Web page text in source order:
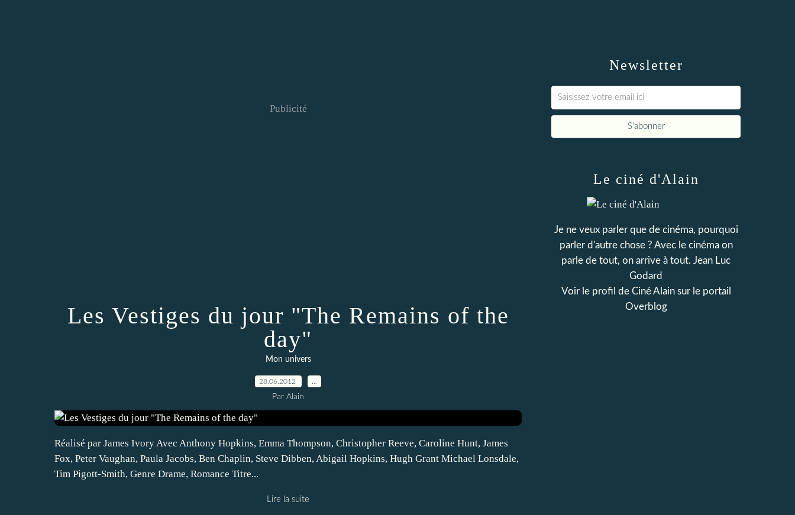
Publicité
Les Vestiges du jour "The Remains of the
day"
Mon univers
28.06.2012
Par Alain
Réalisé par James Ivory Avec Anthony Hopkins, Emma Thompson, Christopher Reeve, Caroline Hunt, James
Fox, Peter Vaughan, Paula Jacobs, Ben Chaplin, Steve Dibben, Abigail Hopkins, Hugh Grant Michael Lonsdale,
Tim Pigott-Smith, Genre Drame, Romance Titre...
Lire la suite
Newsletter
Le ciné d'Alain
Je ne veux parler que de cinéma, pourquoi
parler d'autre chose ? Avec le cinéma on
parle de tout, on arrive à tout. Jean Luc
Godard
Voir le profil de Ciné Alainsur le portail
Overblog